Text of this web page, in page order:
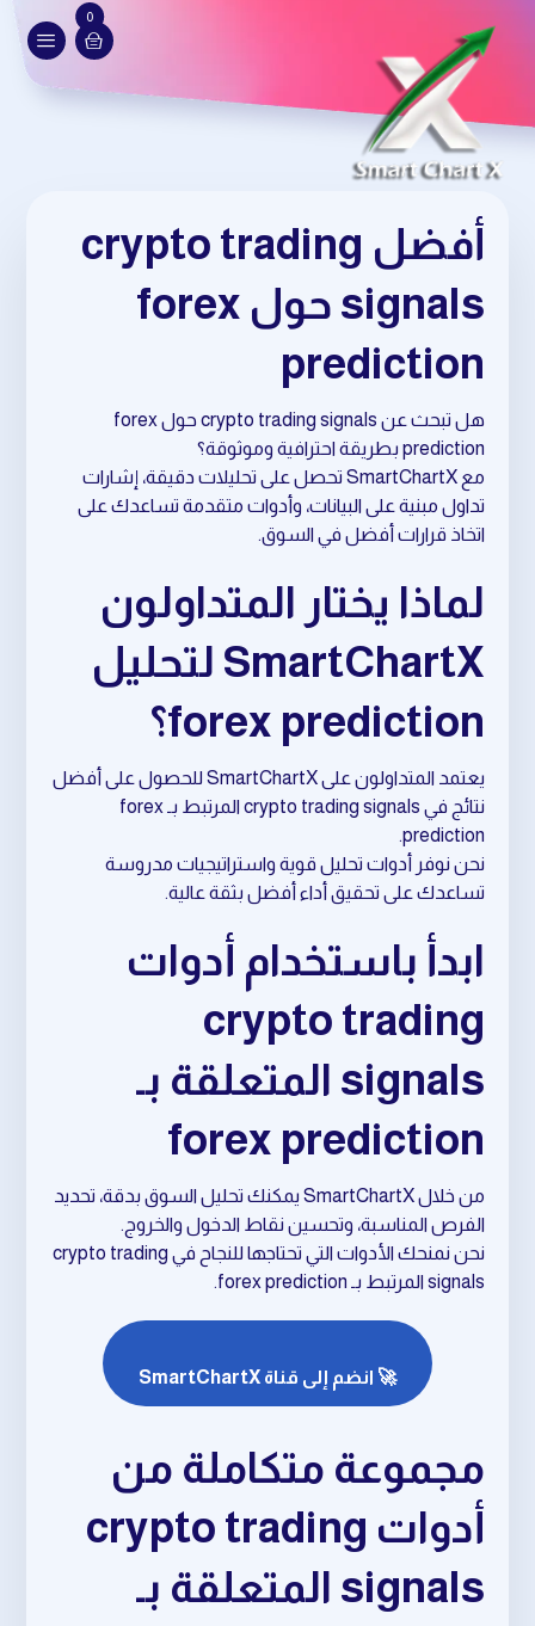
0
أفضل crypto trading
signals حول forex
prediction
هل تبحث عن crypto trading signals حول forex
prediction بطريقة احترافية وموثوقة؟
مع SmartChartX تحصل على تحليلات دقيقة، إشارات
تداول مبنية على البيانات، وأدوات متقدمة تساعدك على
اتخاذ قرارات أفضل في السوق.
لماذا يختار المتداولون
SmartChartX لتحليل
forex prediction؟
يعتمد المتداولون على SmartChartX للحصول على أفضل
نتائج في crypto trading signals المرتبط بـ forex
prediction.
نحن نوفر أدوات تحليل قوية واستراتيجيات مدروسة
تساعدك على تحقيق أداء أفضل بثقة عالية.
ابدأ باستخدام أدوات
crypto trading
signals المتعلقة بـ
forex prediction
من خلال SmartChartX يمكنك تحليل السوق بدقة، تحديد
الفرص المناسبة، وتحسين نقاط الدخول والخروج.
نحن نمنحك الأدوات التي تحتاجها للنجاح في crypto trading
signals المرتبط بـ forex prediction.
🚀 انضم إلى قناة SmartChartX
مجموعة متكاملة من
أدوات crypto trading
signals المتعلقة بـ